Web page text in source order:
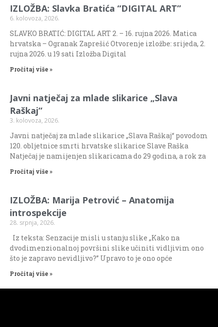
IZLOŽBA: Slavka Bratića “DIGITAL ART”
6. kolovoza, 2026.
SLAVKO BRATIĆ: DIGITAL ART 2. – 16. rujna 2026. Matica
hrvatska – Ogranak Zaprešić Otvorenje izložbe: srijeda, 2.
rujna 2026. u 19 sati Izložba Digital
Pročitaj više »
Javni natječaj za mlade slikarice „Slava
Raškaj“
3. kolovoza, 2026.
Javni natječaj za mlade slikarice „Slava Raškaj“ povodom
120. obljetnice smrti hrvatske slikarice Slave Raška
Natječaj je namijenjen slikaricama do 29 godina, a rok za
Pročitaj više »
IZLOŽBA: Marija Petrović – Anatomija
introspekcije
28. srpnja, 2026.
Iz teksta: Senzacije misli u stanju slike „Kako na
dvodimenzionalnoj površini slike učiniti vidljivim ono
što je zapravo nevidljivo?” Upravo to je ono opće
Pročitaj više »